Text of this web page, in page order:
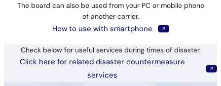
The board can also be used from your PC or mobile phone
of another carrier.
How to use with smartphoneOpen in a new
Check below for useful services during times of disaster.
Click here for related disaster countermeasure
servicesOpen in a new window